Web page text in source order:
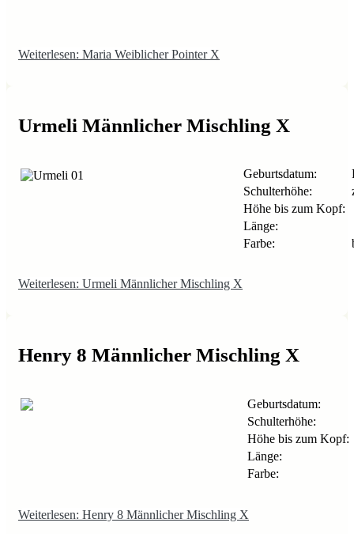
Weiterlesen: Maria Weiblicher Pointer X
Urmeli Männlicher Mischling X
Geburtsdatum:
Schulterhöhe:
Höhe bis zum Kopf:
Länge:
Farbe:
Weiterlesen: Urmeli Männlicher Mischling X
Henry 8 Männlicher Mischling X
Geburtsdatum:
Schulterhöhe:
Höhe bis zum Kopf:
Länge:
Farbe:
Weiterlesen: Henry 8 Männlicher Mischling X